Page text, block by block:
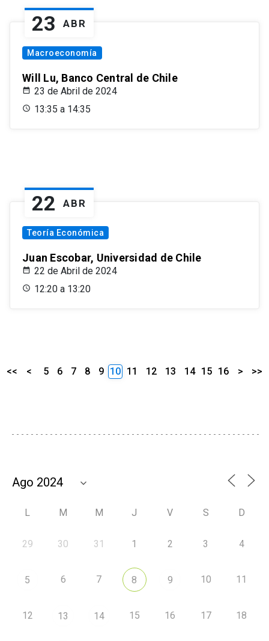
23 ABR
Macroeconomía
Will Lu, Banco Central de Chile
23 de Abril de 2024
13:35 a 14:35
22 ABR
Teoría Económica
Juan Escobar, Universidad de Chile
22 de Abril de 2024
12:20 a 13:20
<< < 5 6 7 8 9 10 11 12 13 14 15 16 > >>
L M M J V S D
29 30 31 1 2 3 4
5 6 7 8 9 10 11
12 13 14 15 16 17 18